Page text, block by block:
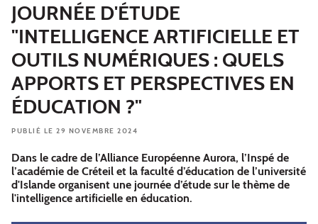
JOURNÉE D'ÉTUDE
"INTELLIGENCE ARTIFICIELLE ET
OUTILS NUMÉRIQUES : QUELS
APPORTS ET PERSPECTIVES EN
ÉDUCATION ?"
PUBLIÉ LE 29 NOVEMBRE 2024
Dans le cadre de l’Alliance Européenne Aurora, l’Inspé de
l’académie de Créteil et la faculté d’éducation de l’université
d'Islande organisent une journée d’étude sur le thème de
l'intelligence artificielle en éducation.